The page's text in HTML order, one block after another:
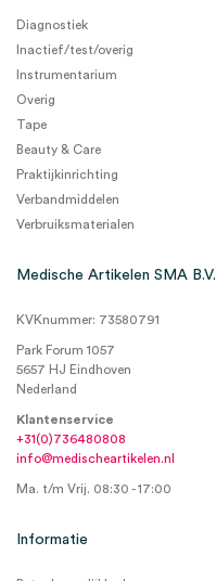
Diagnostiek
Inactief/test/overig
Instrumentarium
Overig
Tape
Beauty & Care
Praktijkinrichting
Verbandmiddelen
Verbruiksmaterialen
Medische Artikelen SMA B.V.
KVKnummer: 73580791
Park Forum 1057
5657 HJ Eindhoven
Nederland
Klantenservice
+31(0)736480808
info@medischeartikelen.nl
Ma. t/m Vrij. 08:30 - 17:00
Informatie